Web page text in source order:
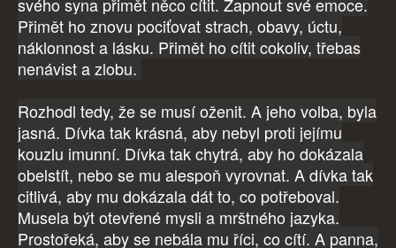
svého syna přimět něco cítit. Zapnout své emoce.
Přimět ho znovu pociťovat strach, obavy, úctu,
náklonnost a lásku. Přimět ho cítit cokoliv, třebas
nenávist a zlobu.
Rozhodl tedy, že se musí oženit. A jeho volba, byla
jasná. Dívka tak krásná, aby nebyl proti jejímu
kouzlu imunní. Dívka tak chytrá, aby ho dokázala
obelstít, nebo se mu alespoň vyrovnat. A dívka tak
citlivá, aby mu dokázala dát to, co potřeboval.
Musela být otevřené mysli a mrštného jazyka.
Prostořeká, aby se nebála mu říci, co cítí. A panna,